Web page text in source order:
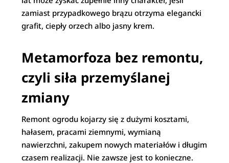
zamiast przypadkowego brązu otrzyma elegancki
grafit, ciepły orzech albo jasny krem.
Metamorfoza bez remontu,
czyli siła przemyślanej
zmiany
Remont ogrodu kojarzy się z dużymi kosztami,
hałasem, pracami ziemnymi, wymianą
nawierzchni, zakupem nowych materiałów i długim
czasem realizacji. Nie zawsze jest to konieczne.